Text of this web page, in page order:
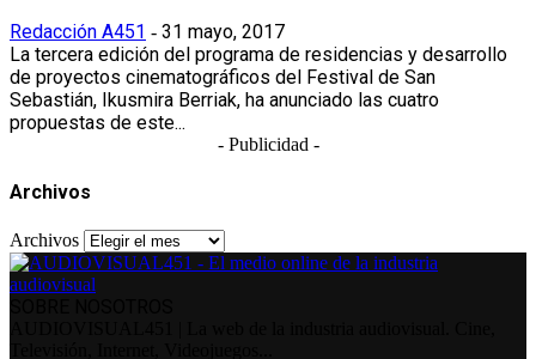
Redacción A451 - 31 mayo, 2017
La tercera edición del programa de residencias y desarrollo
de proyectos cinematográficos del Festival de San
Sebastián, Ikusmira Berriak, ha anunciado las cuatro
propuestas de este...
- Publicidad -
Archivos
Archivos